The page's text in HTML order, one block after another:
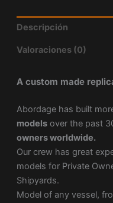
Descripción
Valoraciones (0)
A custom made
Abordage has built
modelsover the past
owners worldwide.
Our crew has great
models for Private
Shipyards.
Model of any vessel,